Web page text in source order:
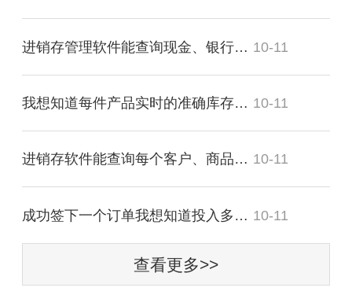
进销存管理软件能查询现金、银行存款的流动明细吗？ 10-11
我想知道每件产品实时的准确库存，可以吗？ 10-11
进销存软件能查询每个客户、商品带来多少毛利吗？ 10-11
成功签下一个订单我想知道投入多少费用？ 10-11
查看更多>>